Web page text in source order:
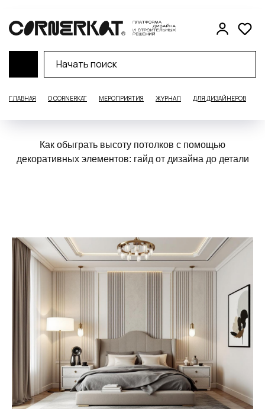
ГЛАВНАЯ О CORNERKAT МЕРОПРИЯТИЯ ЖУРНАЛ ДЛЯ ДИЗАЙНЕРОВ
Как обыграть высоту потолков с помощью
декоративных элементов: гайд от дизайна до детали